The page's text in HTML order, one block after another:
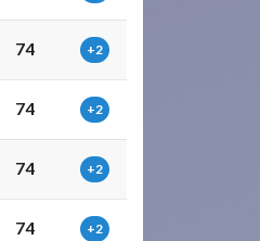
74 +2
74 +2
74 +2
74 +2